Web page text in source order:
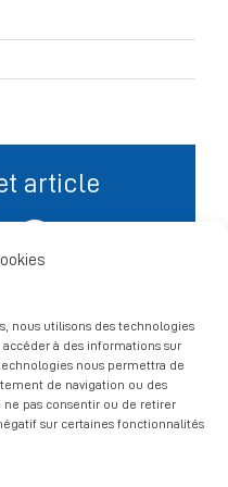
nous utilisons des technologies
à des informations sur
nous permettra de
de navigation ou des
pas consentir ou de retirer
sur certaines fonctionnalités
article